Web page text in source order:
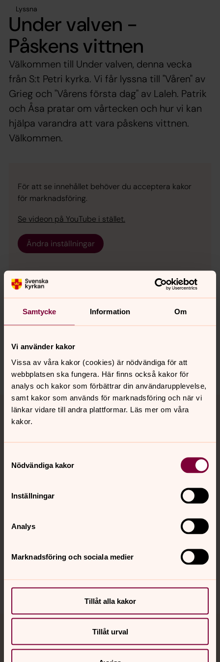
Samtycke Information Om
Vi använder kakor
Vissa av våra kakor (cookies) är nödvändiga för att
webbplatsen ska fungera. Här finns också kakor för
analys och kakor som förbättrar din användarupplevelse,
samt kakor som används för marknadsföring och när vi
länkar vidare till andra plattformar. Läs mer om våra
kakor.
Nödvändiga kakor
Inställningar
Analys
Marknadsföring och sociala medier
Tillåt alla kakor
Tillåt urval
Lyssna
Under valven -
Påskens vittnen
Välkommen till Under valven, denna vecka
från S:t Petri kyrka. Vi får lyssna till "Våren" av
Grieg och "Vårens första dag" av Laleh. Patrik
och Åsa pratar om vårtecken och hur vi kan
hjälpa varandra att vara påskens vittnen.
Välkommen.
För att se innehållet behöver du acceptera kakor
för marknadsföring.
Se videon på YouTube i stället.
Ändra inställningar
Senast ändrad 9 april 2021
Synpunkter eller frågor på sidans
sodra.tjusts.pastorat@svenskakyrkan.se
Dela
Tillbaka till toppen
Tillbaka till innehållet
Hitta snabbt
Sociala kanaler
Jourhavande präst
Akut samtals- och krisstöd. Prata eller chatta anonymt